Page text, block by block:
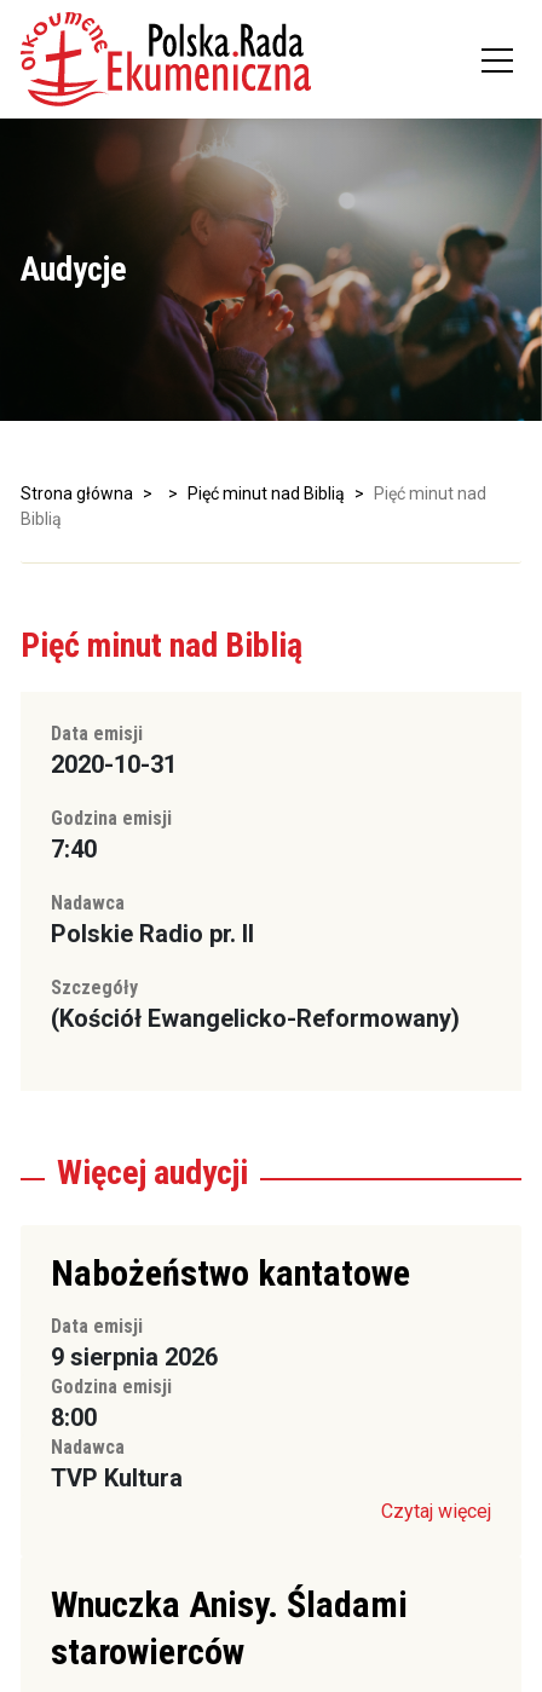
Audycje
Strona główna > > Pięć minut nad Biblią >
Pięć minut nad
Biblią
Pięć minut nad Biblią
Data emisji
2020-10-31
Godzina emisji
7:40
Nadawca
Polskie Radio pr. II
Szczegóły
(Kościół Ewangelicko-Reformowany)
Więcej audycji
Nabożeństwo kantatowe
Data emisji
9 sierpnia 2026
Godzina emisji
8:00
Nadawca
TVP Kultura
Czytaj więcej
Wnuczka Anisy. Śladami
starowierców